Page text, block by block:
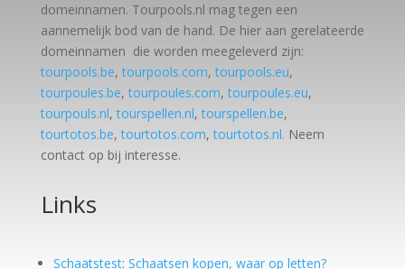
domeinnamen. Tourpools.nl mag tegen een
aannemelijk bod van de hand. De hier aan gerelateerde
domeinnamen die worden meegeleverd zijn:
tourpools.be,tourpools.com,tourpools.eu,
tourpoules.be,tourpoules.com,tourpoules.eu,
tourpouls.nl,tourspellen.nl,tourspellen.be,
tourtotos.be,tourtotos.com,tourtotos.nl. Neem
contact op bij interesse.
Links
Schaatstest: Schaatsen kopen, waar op letten?